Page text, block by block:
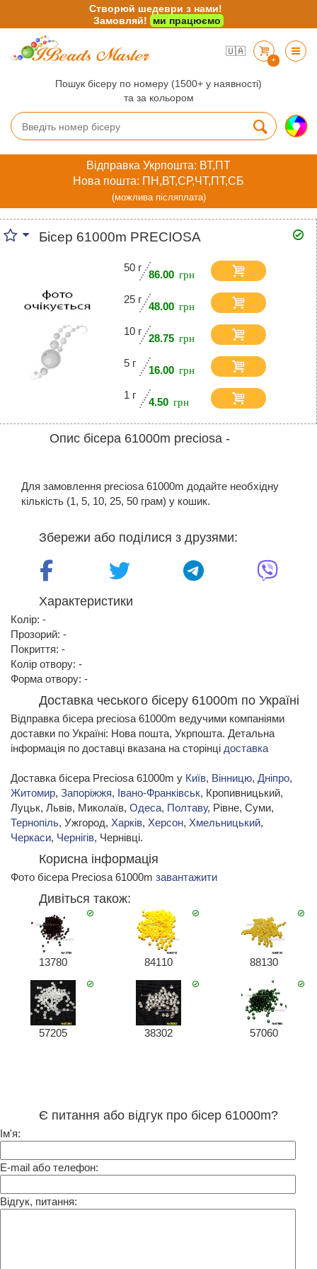
🇺🇦
+
Пошук бісеру по номеру (1500+ у наявності)
та за кольором
Відправка Укрпошта: ВТ,ПТ
Нова пошта: ПН,ВТ,СР,ЧТ,ПТ,СБ
(можлива післяплата)
Бісер 61000m PRECIOSA
50 г
86.00
25 г
48.00
10 г
28.75
5 г
16.00
1 г
4.50
Опис бісера 61000m preciosa -
Для замовлення preciosa 61000m додайте необхідну
кількість (1, 5, 10, 25, 50 грам) у кошик.
Збережи або поділися з друзями:
Характеристики
Колір: -
Прозорий: -
Покриття: -
Колір отвору: -
Форма отвору: -
Доставка чеського бісеру 61000m по Україні
Відправка бісера preciosa 61000m ведучими компаніями
доставки по Україні: Нова пошта, Укрпошта. Детальна
інформація по доставці вказана на сторінці доставка
Доставка бісера Preciosa 61000m у Київ, Вінницю, Дніпро,
Житомир, Запоріжжя, Івано-Франківськ, Кропивницький,
Луцьк, Львів, Миколаїв, Одеса, Полтаву, Рівне, Суми,
Тернопіль, Ужгород, Харків, Херсон, Хмельницький,
Черкаси, Чернігів, Чернівці.
Корисна інформація
Фото бісера Preciosa 61000m завантажити
Дивіться також:
13780 84110 88130
57205 38302 57060
Є питання або відгук про бісер 61000m?
Ім'я:
E-mail або телефон:
Відгук, питання:
Створюй шедеври з нами!
Замовляй!
ми працюємо